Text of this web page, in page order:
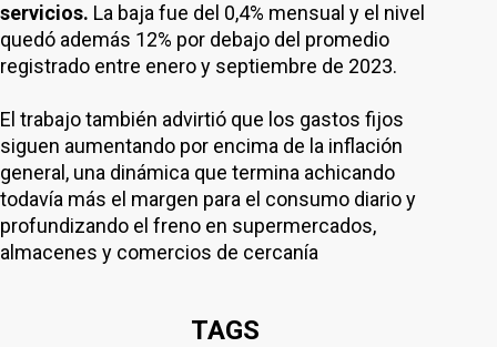
servicios. La baja fue del 0,4% mensual y el nivel
quedó además 12% por debajo del promedio
registrado entre enero y septiembre de 2023.
El trabajo también advirtió que los gastos fijos
siguen aumentando por encima de la inflación
general, una dinámica que termina achicando
todavía más el margen para el consumo diario y
profundizando el freno en supermercados,
almacenes y comercios de cercanía
TAGS